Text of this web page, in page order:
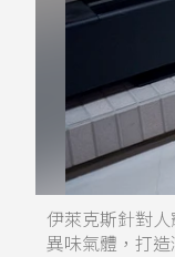
伊萊克斯針對
異味氣體，打